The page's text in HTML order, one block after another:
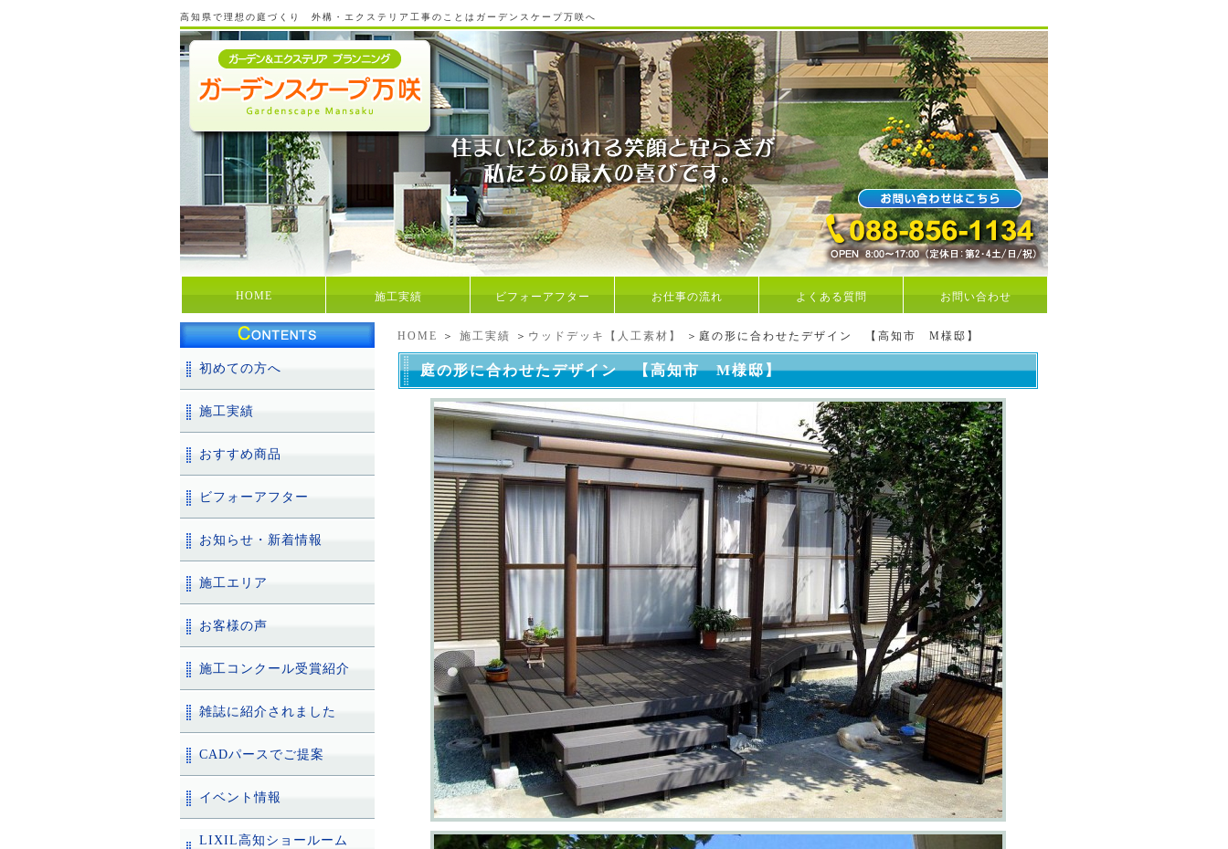
高知県で理想の庭づくり 外構・エクステリア工事のことはガーデンスケープ万咲へ
HOME 施工実績 ビフォーアフター お仕事の流れ よくある質問 お問い合わせ
HOME ＞ 施工実績 ＞ ウッドデッキ【人工素材】 ＞庭の形に合わせたデザイン 【高知市 M様邸】
庭の形に合わせたデザイン 【高知市 M様邸】
初めての方へ
施工実績
おすすめ商品
ビフォーアフター
お知らせ・新着情報
施工エリア
お客様の声
施工コンクール受賞紹介
雑誌に紹介されました
CADパースでご提案
イベント情報
LIXIL高知ショールーム